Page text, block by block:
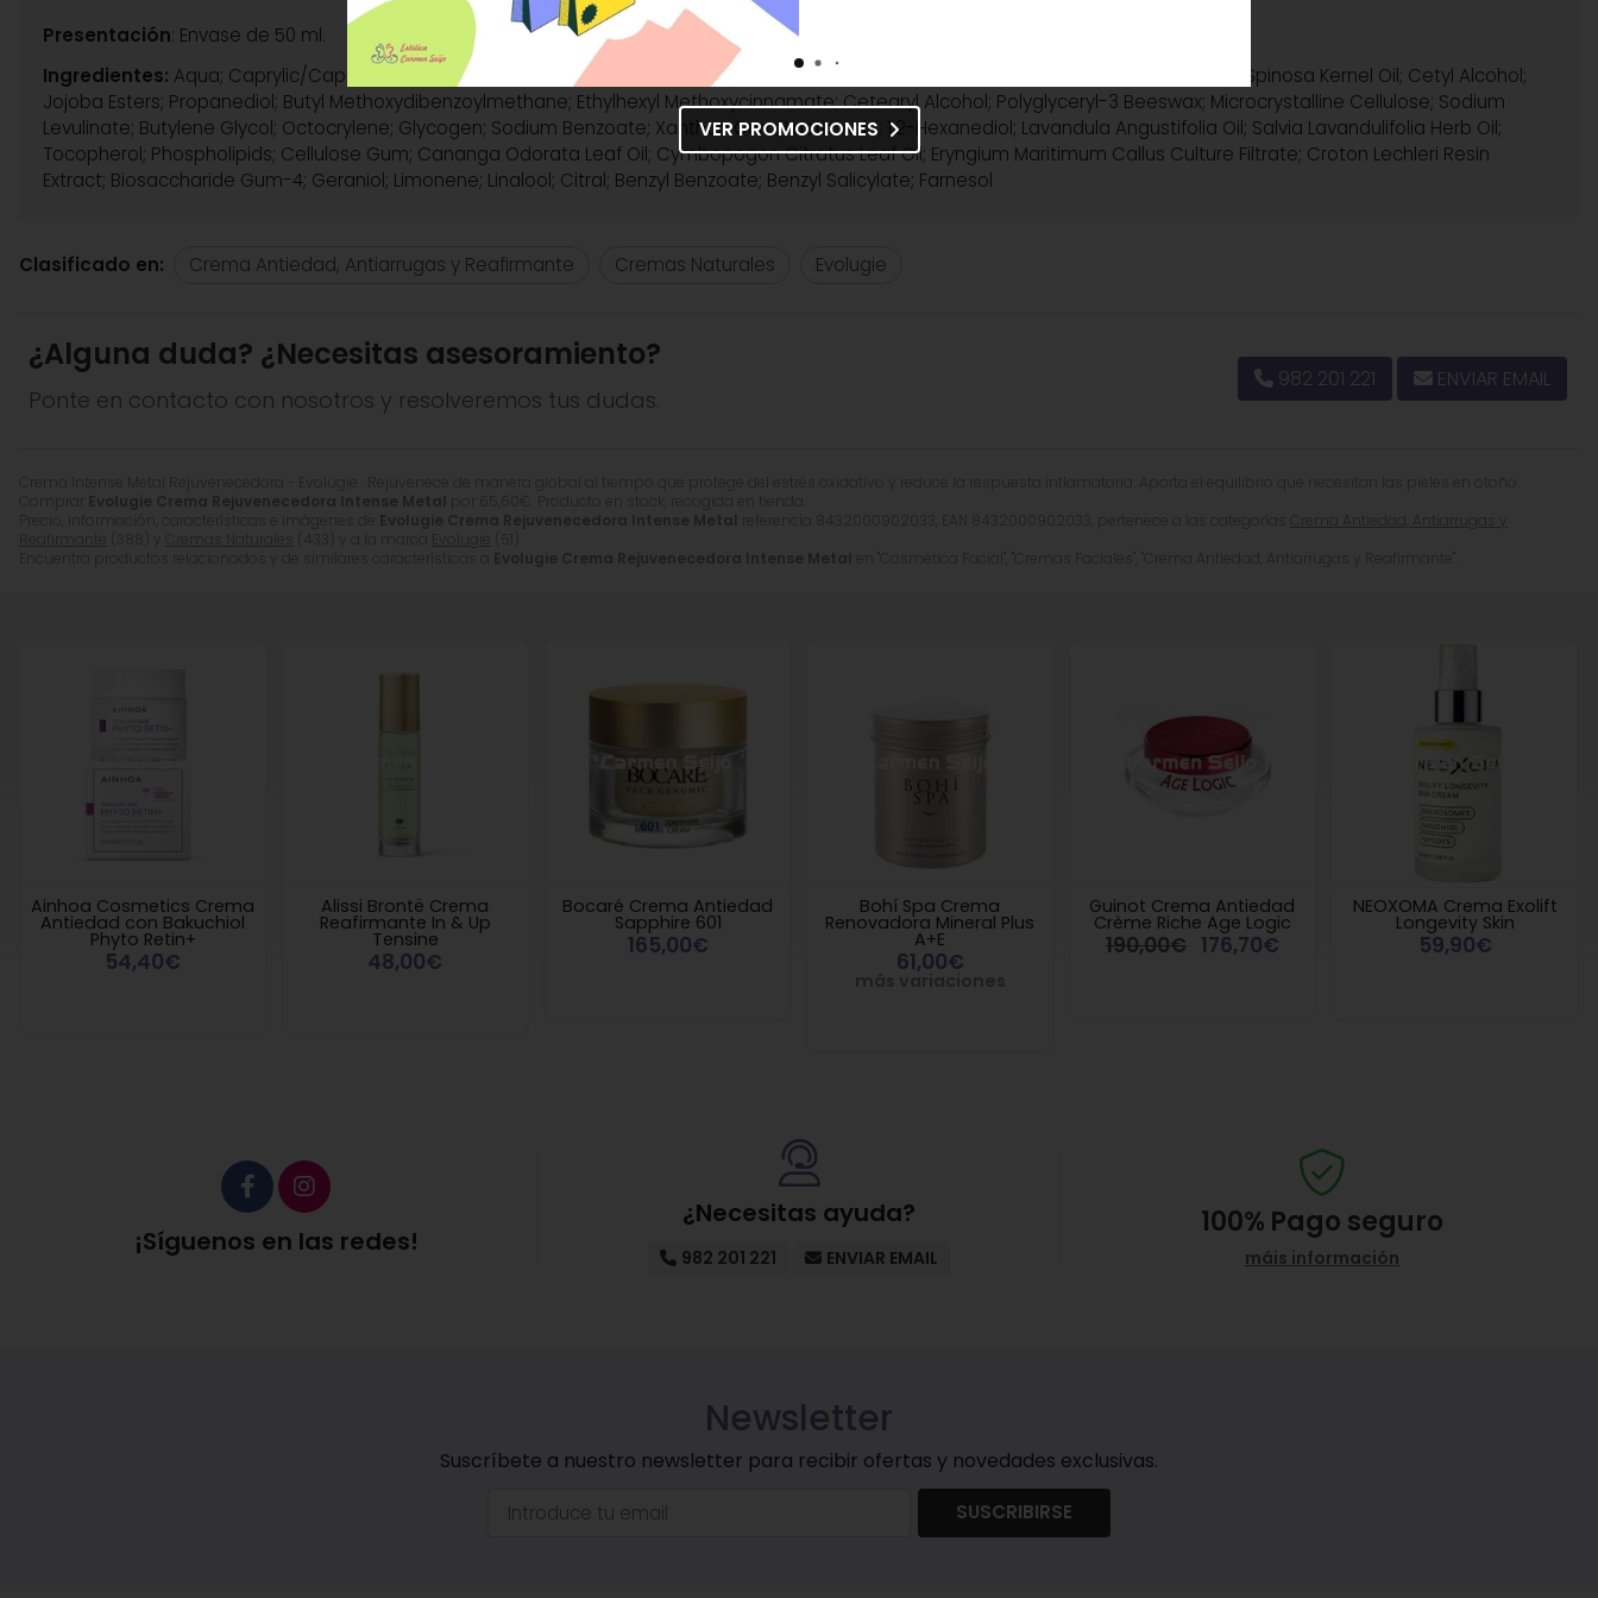
Presentación: Envase de 50 ml.
Ingredientes: Aqua; Caprylic/Capric Triglyceride; Coco-Caprylate/Caprate; Cocoglycerides; Glycerin; Polyglyceryl-6 Distearate; Argania Spinosa Kernel Oil; Cetyl Alcohol;
Jojoba Esters; Propanediol; Butyl Methoxydibenzoylmethane; Ethylhexyl Methoxycinnamate; Cetearyl Alcohol; Polyglyceryl-3 Beeswax; Microcrystalline Cellulose; Sodium
Levulinate; Butylene Glycol; Octocrylene; Glycogen; Sodium Benzoate; Xanthan Gum; Lactic Acid; 1,2-Hexanediol; Lavandula Angustifolia Oil; Salvia Lavandulifolia Herb Oil;
Tocopherol; Phospholipids; Cellulose Gum; Cananga Odorata Leaf Oil; Cymbopogon Citratus Leaf Oil; Eryngium Maritimum Callus Culture Filtrate; Croton Lechleri Resin
Extract; Biosaccharide Gum-4; Geraniol; Limonene; Linalool; Citral; Benzyl Benzoate; Benzyl Salicylate; Farnesol
Clasificado en: Crema Antiedad, Antiarrugas y Reafirmante Cremas Naturales Evolugie
¿Alguna duda? ¿Necesitas asesoramiento?
Ponte en contacto con nosotros y resolveremos tus dudas.
982 201 221 ENVIAR EMAIL
Ainhoa Cosmetics Crema
Antiedad con Bakuchiol
Phyto Retin+
54,40€
Alissi Brontë Crema
Reafirmante In & Up
Tensine
48,00€
Bocaré Crema Antiedad
Sapphire 601
165,00€
Bohí Spa Crema
Renovadora Mineral Plus
A+E
61,00€
Guinot Crema Antiedad
Crème Riche Age Logic
190,00€ 176,70€
NEOXOMA Crema Exolift
Longevity Skin
59,90€
¡Síguenos en las redes!
¿Necesitas ayuda?
982 201 221 ENVIAR EMAIL
100% Pago seguro
máis información
Newsletter
Suscríbete a nuestro newsletter para recibir ofertas y novedades exclusivas.
SUSCRIBIRSE
VER PROMOCIONES